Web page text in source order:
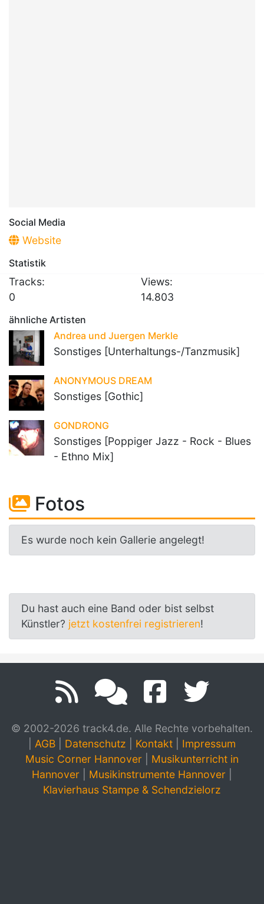
Social Media
Website
Statistik
Tracks:
0
Views:
14.803
ähnliche Artisten
Andrea und Juergen Merkle
Sonstiges [Unterhaltungs-/Tanzmusik]
ANONYMOUS DREAM
Sonstiges [Gothic]
GONDRONG
Sonstiges [Poppiger Jazz - Rock - Blues
- Ethno Mix]
Fotos
Es wurde noch kein Gallerie angelegt!
Du hast auch eine Band oder bist selbst
Künstler? jetzt kostenfrei registrieren!
© 2002-2026 track4.de. Alle Rechte vorbehalten.
AGB Datenschutz Kontakt
Impressum
Music Corner Hannover
Musikunterricht in
Hannover
Musikinstrumente Hannover
Klavierhaus Stampe & Schendzielorz